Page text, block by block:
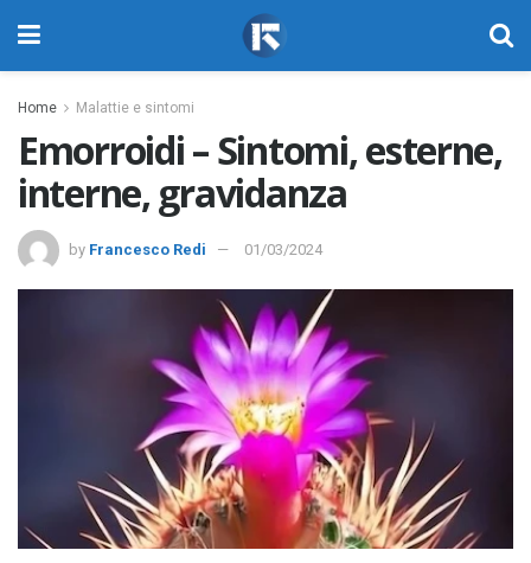
Home Malattie e sintomi
Emorroidi – Sintomi, esterne,
interne, gravidanza
by Francesco Redi 01/03/2024